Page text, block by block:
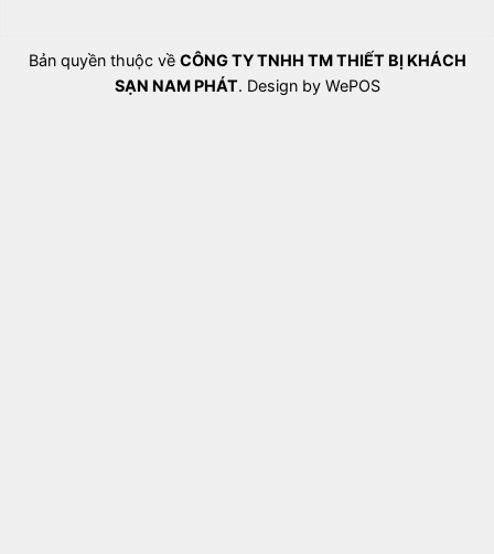
Bản quyền thuộc về CÔNG TY TNHH TM THIẾT BỊ KHÁCH
SẠN NAM PHÁT. Design by WePOS